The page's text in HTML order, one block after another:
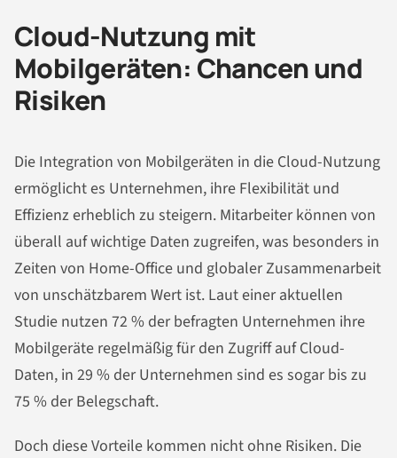
Cloud-Nutzung mit
Mobilgeräten: Chancen und
Risiken
Die Integration von Mobilgeräten in die Cloud-Nutzung
ermöglicht es Unternehmen, ihre Flexibilität und
Effizienz erheblich zu steigern. Mitarbeiter können von
überall auf wichtige Daten zugreifen, was besonders in
Zeiten von Home-Office und globaler Zusammenarbeit
von unschätzbarem Wert ist. Laut einer aktuellen
Studie nutzen 72 % der befragten Unternehmen ihre
Mobilgeräte regelmäßig für den Zugriff auf Cloud-
Daten, in 29 % der Unternehmen sind es sogar bis zu
75 % der Belegschaft.
Doch diese Vorteile kommen nicht ohne Risiken. Die